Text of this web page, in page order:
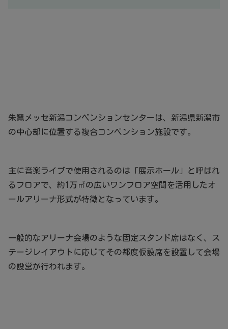
朱鷺メッセ新潟コンベンションセンターは、新潟県新潟市
の中心部に位置する複合コンベンション施設です。
主に音楽ライブで使用されるのは「展示ホール」と呼ばれ
るフロアで、約1万㎡の広いワンフロア空間を活用したオ
ールアリーナ形式が特徴となっています。
一般的なアリーナ会場のような固定スタンド席はなく、ス
テージレイアウトに応じてその都度仮設席を設置して会場
の設営が行われます。